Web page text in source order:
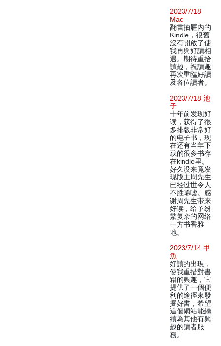
2023/7/18
Mac
翻書抽屜內的
Kindle，很舊
沒有開啟了使
我再與好讀相
遇。期待重拾
讀趣，祝讀趣
再次重臨好讀
及各位讀者。
2023/7/18 池
子
十年前发现好
读，获得了很
多排版非常好
的电子书，现
在还有当年下
载的很多书存
在kindle里。
好久没来竟发
现版主周先生
已经过世令人
不胜唏嘘。感
谢周先生带来
好读，给予纷
繁复杂的网络
一方书香雅
地。
2023/7/14 甲
魚
好讀的出現，
使我重措對書
籍的興趣，它
提供了一個便
利的途徑來發
掘好書，希望
這個網站能繼
續為其他有興
趣的讀者服
務。